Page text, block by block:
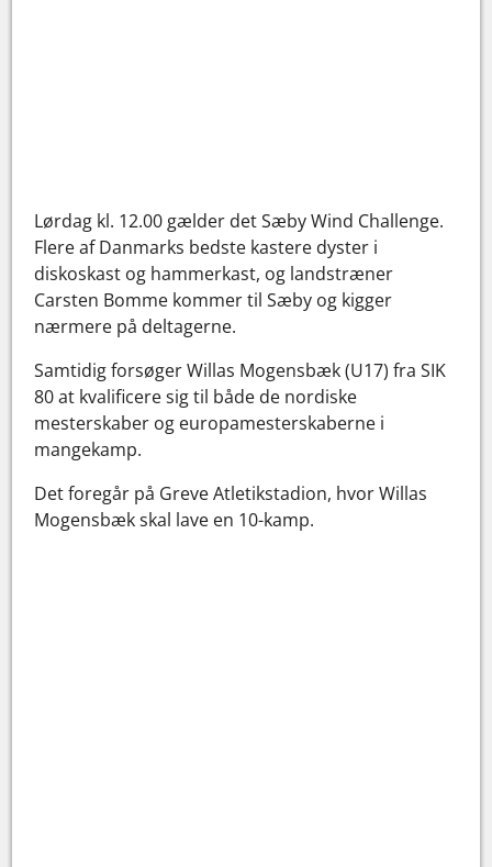
Lørdag kl. 12.00 gælder det Sæby Wind Challenge.
Flere af Danmarks bedste kastere dyster i
diskoskast og hammerkast, og landstræner
Carsten Bomme kommer til Sæby og kigger
nærmere på deltagerne.
Samtidig forsøger Willas Mogensbæk (U17) fra SIK
80 at kvalificere sig til både de nordiske
mesterskaber og europamesterskaberne i
mangekamp.
Det foregår på Greve Atletikstadion, hvor Willas
Mogensbæk skal lave en 10-kamp.